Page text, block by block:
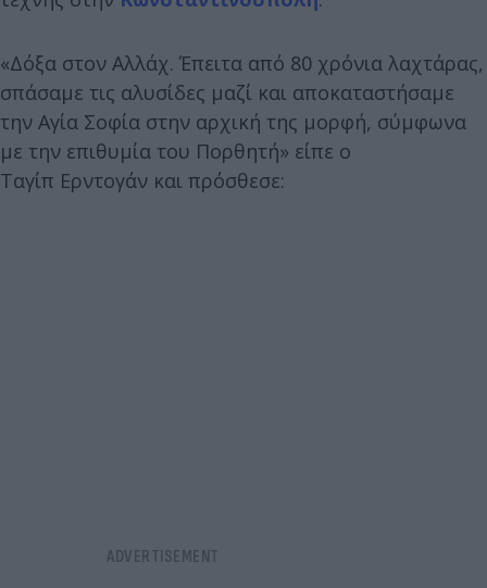
«Δόξα στον Αλλάχ. Έπειτα από 80 χρόνια λαχτάρας,
σπάσαμε τις αλυσίδες μαζί και αποκαταστήσαμε
την Αγία Σοφία στην αρχική της μορφή, σύμφωνα
με την επιθυμία του Πορθητή» είπε ο
Ταγίπ Ερντογάν και πρόσθεσε: